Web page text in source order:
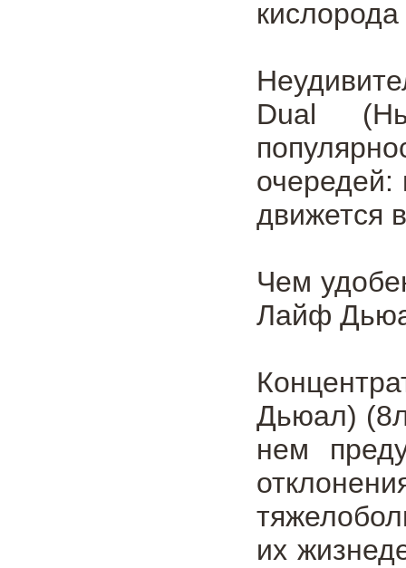
кислорода
Dual
очередей:
движется
Чем
Лайф
Дьюал)
нем
их